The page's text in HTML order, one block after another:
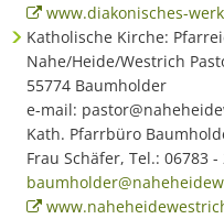
www.diakonisches-
Katholische Kirche:
Nahe/Heide/Westrich
55774 Baumholder
e-mail:
Kath. Pfarrbüro
Frau Schäfer, Tel.: 06783 -